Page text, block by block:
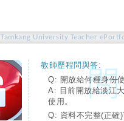
Tamkang University Teacher
教師歷程問與答:
Q: 開放給何種身份
A: 目前開放給淡江
使用。
Q: 資料不完整(正確